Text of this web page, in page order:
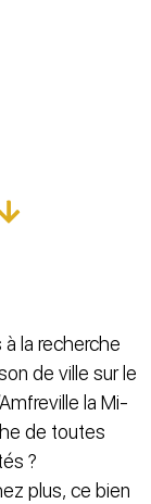
la recherche
de ville sur le
la Mi-
de toutes
?
plus, ce bien